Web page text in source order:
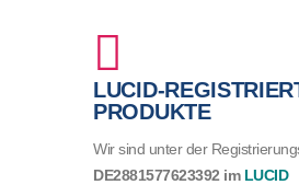
LUCID-
PRODUKTE
Wir sind unter der
DE2881577623392 im LUCID